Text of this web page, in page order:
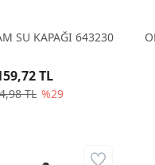
SU KAPAĞI 643230
TL %29
TL